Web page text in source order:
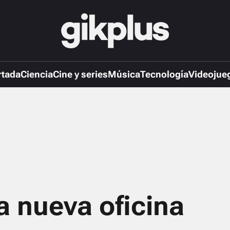
CienciaCine y seriesMúsicaTecnología
nueva oficina